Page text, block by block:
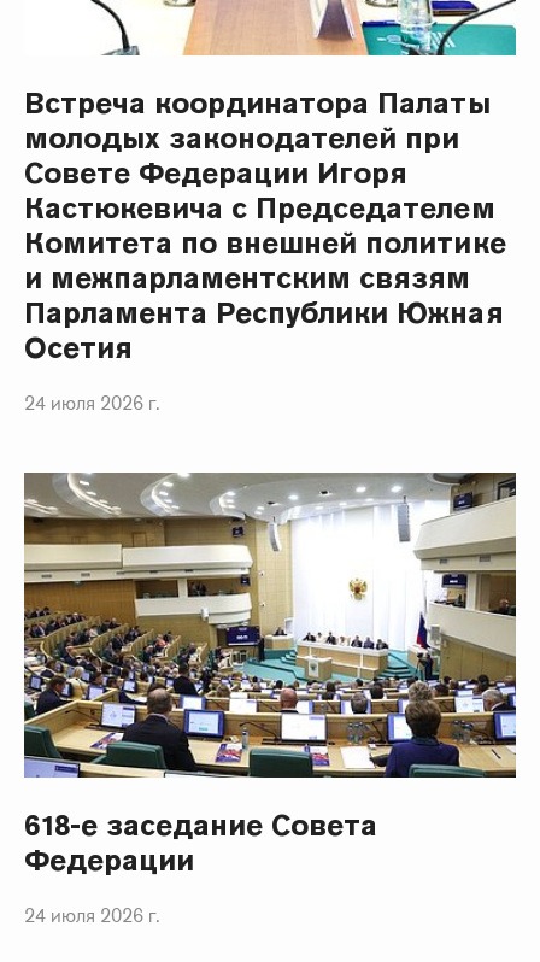
Встреча координатора Палаты
молодых законодателей при
Совете Федерации Игоря
Кастюкевича с Председателем
Комитета по внешней политике
и межпарламентским связям
Парламента Республики Южная
Осетия
24 июля 2026 г.
618-е заседание Совета
Федерации
24 июля 2026 г.